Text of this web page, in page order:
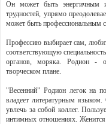
Он может быть энергичным
трудностей, упрямо
может быть профессиональным
Профессию выбирает сам, любит
соответствующую
органов, моряка. Родион -
творческом плане.
"Весенний" Родион легок на
владеет литературным языком.
увлечь за собой коллег.
интимных отношениях. Женится